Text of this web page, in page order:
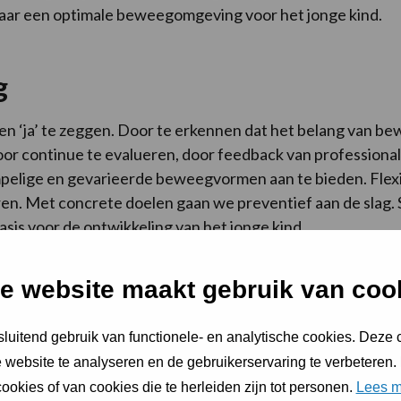
website maakt gebruik van
gebruik van functionele- en analytische cookies. Deze
website te analyseren en de gebruikerservaring te
of van cookies die te herleiden zijn tot personen. Lees
een optimale beweegomgeving voor het jonge kind.
‘ja’ te zeggen. Door te erkennen dat het belang van
continue te evalueren, door feedback van
en gevarieerde beweegvormen aan te bieden.
Met concrete doelen gaan we preventief aan de
voor de ontwikkeling van het jonge kind.
Mail hiervoor naarCompasnul13of bel: 073 850